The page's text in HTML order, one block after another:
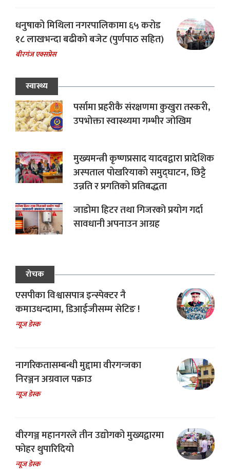
धनुषाको मिथिला नगरपालिकामा ६५ करोड
१८ लाखभन्दा बढीको बजेट (पुर्णपाठ सहित)
बीरगंज एक्सप्रेस
स्वास्थ्य
पर्सामा प्रहरीकै संरक्षणमा कुखुरा तस्करी,
उपभोक्ता स्वास्थ्यमा गम्भीर जोखिम
मुख्यमन्त्री कृष्णप्रसाद यादवद्वारा प्रादेशिक
अस्पताल पोखरियाको समुद्घाटन, छिट्टै
उन्नति र प्रगतिको प्रतिबद्धता
जाडोमा हिटर तथा गिजरको प्रयोग गर्दा
सावधानी अपनाउन आग्रह
रोचक
एसपीका विश्वासपात्र इन्स्पेक्टर नै
कमाउधन्दामा, डिआईजीसम्म सेटिङ !
न्यूज डेस्क
नागरिकतासम्बन्धी मुद्दामा वीरगन्जका
निरञ्जन अग्रवाल पक्राउ
न्यूज डेस्क
वीरगञ्ज महानगरले तीन उद्योगको मुख्यद्वारमा
फोहर थुपारिदियो
न्यूज डेस्क